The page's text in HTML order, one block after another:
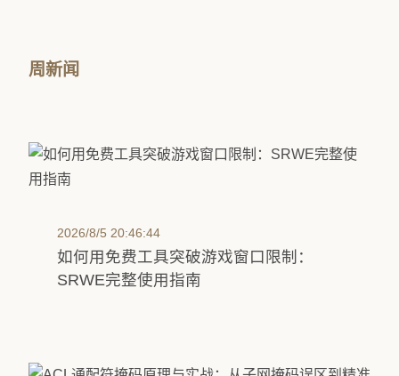
周新闻
2026/8/5 20:46:44
如何用免费工具突破游戏窗口限制：
SRWE完整使用指南